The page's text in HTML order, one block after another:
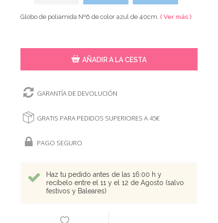
Globo de poliamida Nº6 de color azul de 40cm.( Ver más )
AÑADIR A LA CESTA
GARANTÍA DE DEVOLUCIÓN
GRATIS PARA PEDIDOS SUPERIORES A 45€
PAGO SEGURO
Haz tu pedido antes de las 16:00 h y
recíbelo entre el 11 y el 12 de Agosto (salvo
festivos y Baleares)